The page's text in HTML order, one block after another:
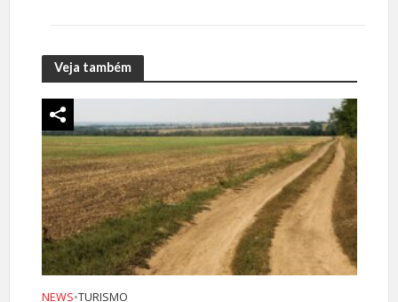
Veja também
NEWS•TURISMO